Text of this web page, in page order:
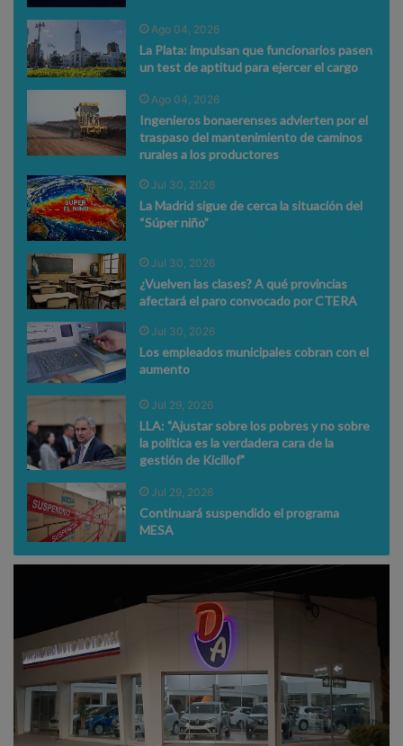
Ago 04, 2026
La Plata: impulsan que funcionarios pasen
un test de aptitud para ejercer el cargo
Ago 04, 2026
Ingenieros bonaerenses advierten por el
traspaso del mantenimiento de caminos
rurales a los productores
Jul 30, 2026
La Madrid sigue de cerca la situación del
“Súper niño”
Jul 30, 2026
¿Vuelven las clases? A qué provincias
afectará el paro convocado por CTERA
Jul 30, 2026
Los empleados municipales cobran con el
aumento
Jul 29, 2026
LLA: "Ajustar sobre los pobres y no sobre
la política es la verdadera cara de la
gestión de Kicillof"
Jul 29, 2026
Continuará suspendido el programa
MESA